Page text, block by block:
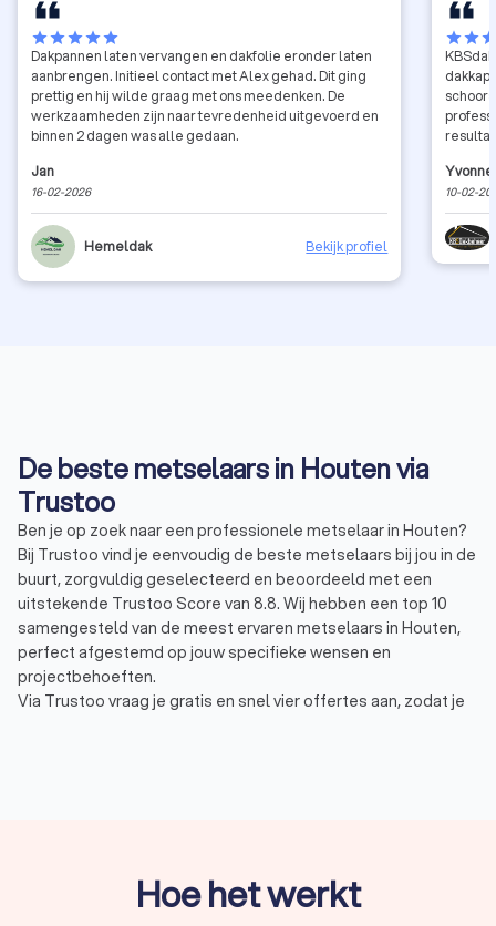
starstarstarstarstar
Dakpannen laten vervangen en dakfolie eronder laten
aanbrengen. Initieel contact met Alex gehad. Dit ging
prettig en hij wilde graag met ons meedenken. De
werkzaamheden zijn naar tevredenheid uitgevoerd en
binnen 2 dagen was alle gedaan.
Jan
16-02-2026
Hemeldak Bekijk profiel
starstar
ook
ziet er
Team
10-02-
De beste metselaars in Houten via
Trustoo
Ben je op zoek naar een professionele metselaar in Houten?
Bij Trustoo vind je eenvoudig de beste metselaars bij jou in de
buurt, zorgvuldig geselecteerd en beoordeeld met een
uitstekende Trustoo Score van 8.8. Wij hebben een top 10
samengesteld van de meest ervaren metselaars in Houten,
perfect afgestemd op jouw specifieke wensen en
projectbehoeften.
Via Trustoo vraag je gratis en snel vier offertes aan, zodat je
Wat doet een metselaar in Houten?
Hoe het werkt